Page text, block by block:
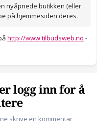
nyåpnede butikken (eller
på hjemmesiden deres.
http://www.tilbudsweb.no -
logg inn for å
skrive en kommentar